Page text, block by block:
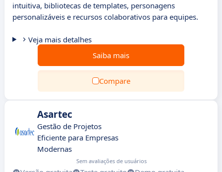
intuitiva, bibliotecas de templates, personagens
personalizáveis e recursos colaborativos para equipes.
Veja mais detalhes
Saiba mais
Compare
Asartec
Gestão de Projetos
Eficiente para Empresas
Modernas
Sem avaliações de usuários